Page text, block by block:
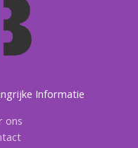
Informatie
ons